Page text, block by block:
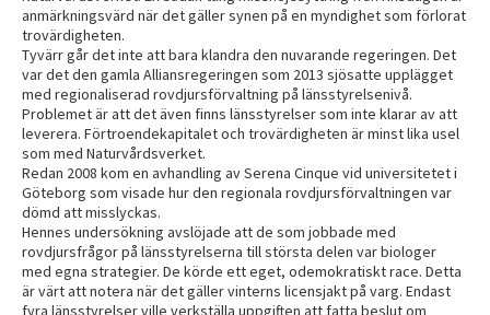
anmärkningsvärd när det gäller synen på en myndighet som förlorat
trovärdigheten.
Tyvärr går det inte att bara klandra den nuvarande regeringen. Det
var det den gamla Alliansregeringen som 2013 sjösatte upplägget
med regionaliserad rovdjursförvaltning på länsstyrelsenivå.
Problemet är att det även finns länsstyrelser som inte klarar av att
leverera. Förtroendekapitalet och trovärdigheten är minst lika usel
som med Naturvårdsverket.
Redan 2008 kom en avhandling av Serena Cinque vid universitetet i
Göteborg som visade hur den regionala rovdjursförvaltningen var
dömd att misslyckas.
Hennes undersökning avslöjade att de som jobbade med
rovdjursfrågor på länsstyrelserna till största delen var biologer
med egna strategier. De körde ett eget, odemokratiskt race. Detta
är värt att notera när det gäller vinterns licensjakt på varg. Endast
fyra länsstyrelser ville verkställa uppgiften att fatta beslut om